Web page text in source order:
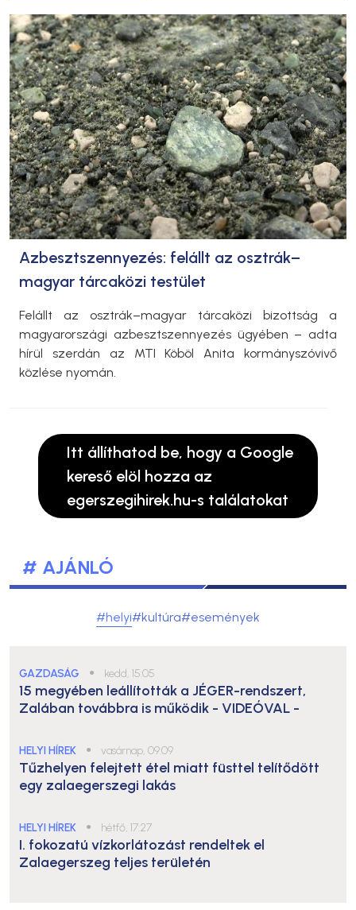
Azbesztszennyezés: felállt az osztrák–
magyar tárcaközi testület
Felállt az osztrák–magyar tárcaközi bizottság a
magyarországi azbesztszennyezés ügyében – adta
hírül szerdán az MTI Köböl Anita kormányszóvivő
közlése nyomán.
Itt állíthatod be, hogy a Google
kereső elöl hozza az
egerszegihirek.hu-s találatokat
# AJÁNLÓ
#helyi#kultúra#események
GAZDASÁG ● kedd, 15:05
15 megyében leállították a JÉGER-rendszert,
Zalában továbbra is működik - VIDEÓVAL -
HELYI HÍREK ● vasárnap, 09:09
Tűzhelyen felejtett étel miatt füsttel telítődött
egy zalaegerszegi lakás
HELYI HÍREK ● hétfő, 17:27
I. fokozatú vízkorlátozást rendeltek el
Zalaegerszeg teljes területén